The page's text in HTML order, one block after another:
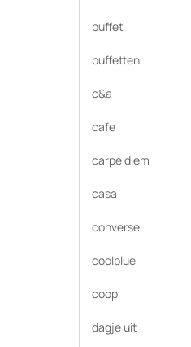
buffet
buffetten
c&a
cafe
carpe diem
casa
converse
coolblue
coop
dagje uit